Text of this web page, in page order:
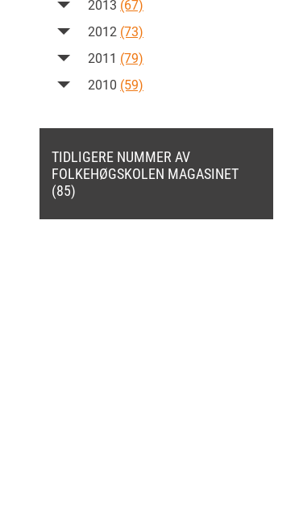
2013 (67)
2012 (73)
2011 (79)
2010 (59)
TIDLIGERE NUMMER AV
FOLKEHØGSKOLEN MAGASINET
(85)